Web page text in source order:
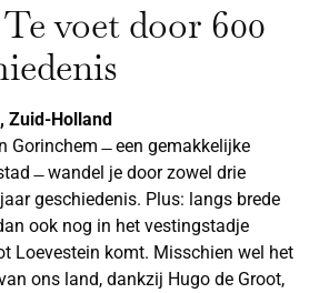
voet door 600
Zuid-Holland
Gorinchem ̶ een gemakkelijke
wandel je door zowel drie
geschiedenis. Plus: langs brede
ook nog in het vestingstadje
Loevestein komt. Misschien wel het
ons land, dankzij Hugo de Groot,